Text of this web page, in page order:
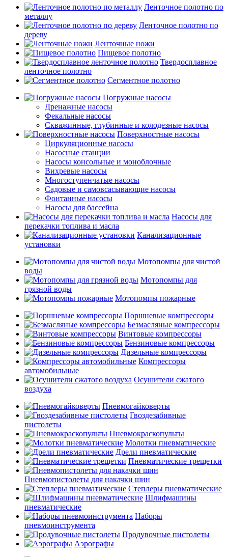
Ленточное полотно по
металлу
Ленточное полотно по
дереву
Ленточные ножи
Пищевое полотно
Твердосплавное
ленточное полотно
Сегментное полотно
Погружные насосы
Дренажные насосы
Фекальные насосы
Скважинные, глубинные и колодезные насосы
Поверхностные насосы
Циркуляционные насосы
Насосные станции
Насосы консольные и моноблочные
Вихревые насосы
Многоступенчатые насосы
Садовые и самовсасывающие насосы
Фонтанные насосы
Насосы для бассейна
Насосы для
перекачки топлива и масла
Канализационные
установки
Мотопомпы для чистой
воды
Мотопомпы для
грязной воды
Мотопомпы пожарные
Поршневые компрессоры
Безмасляные компрессоры
Винтовые компрессоры
Бензиновые компрессоры
Дизельные компрессоры
Компрессоры
автомобильные
Осушители сжатого
воздуха
Пневмогайковерты
Гвоздезабивные
пистолеты
Пневмокраскопульты
Молотки пневматические
Дрели пневматические
Пневматические трещетки
Пневмопистолеты для накачки шин
Степлеры пневматические
Шлифмашины
пневматические
Наборы
пневмоинструмента
Продувочные пистолеты
Аэрографы